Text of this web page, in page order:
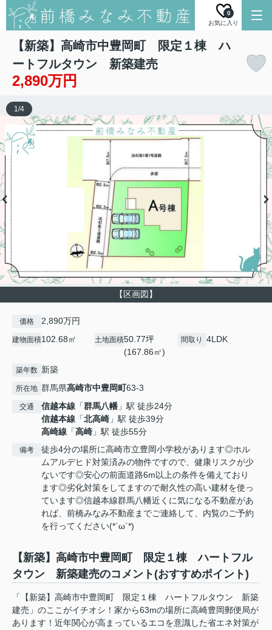
お気に入り
0
【新築】高崎市中豊岡町 限定１棟 ハ
ートフルタウン 新築建売
2,890万円
【区画図】
1/4
価格 2,890万円
建物面積102.68㎡ 土地面積50.77坪
(167.86㎡)
間取り 4LDK
築年数 新築
所在地 群馬県高崎市中豊岡町63-3
交通 信越本線 「群馬八幡 」駅 徒歩24分
信越本線 「北高崎 」駅 徒歩39分
高崎線 「高崎 」駅 徒歩55分
備考
徒歩4分の場所に高崎市立豊岡小学校があります◎ホル
ムアルデヒド対策済みの物件ですので、健康リスクが少
ないです◎安心の前面道路6m以上の条件を備えており
ます◎劣化対策をしてますので耐久性の高い建材を使っ
ています◎信越本線群馬八幡近くに気になる不動産があ
れば、前橋みなみ不動産までご連絡して、内覧のご予約
を行ってください(*´ω`*)
【新築】高崎市中豊岡町 限定１棟 ハートフル
タウン 新築建売のコメント(おすすめポイント)
「【新築】高崎市中豊岡町 限定１棟 ハートフルタウン 新築
建売」のここがイチオシ！家から63mの場所に高崎豊岡郵便局が
あります！近年関心が高まっているエコを意識した省エネ対策が